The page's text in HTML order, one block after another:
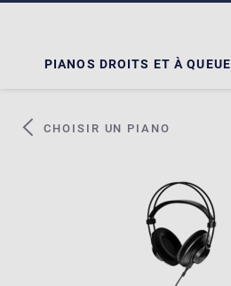
PIANOS DROITS ET À QUEUE
CHOISIR UN PIANO